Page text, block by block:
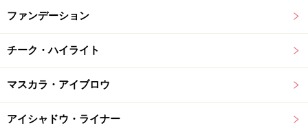
まぶたにのばしたとたんにクリームからパ
ウダー状に変化しピタッとフィット
ファンデーション
チーク・ハイライト
マスカラ・アイブロウ
アイシャドウ・ライナー